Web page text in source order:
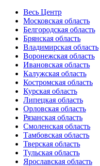
Весь Центр
Московская область
Белгородская область
Брянская область
Владимирская область
Воронежская область
Ивановская область
Калужская область
Костромская область
Курская область
Липецкая область
Орловская область
Рязанская область
Смоленская область
Тамбовская область
Тверская область
Тульская область
Ярославская область